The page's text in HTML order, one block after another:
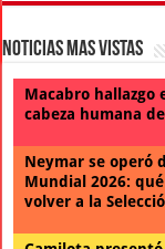
Noticias Mas Vistas
Macabro hallazgo
cabeza humana
Neymar se operó
Mundial 2026:
volver a la